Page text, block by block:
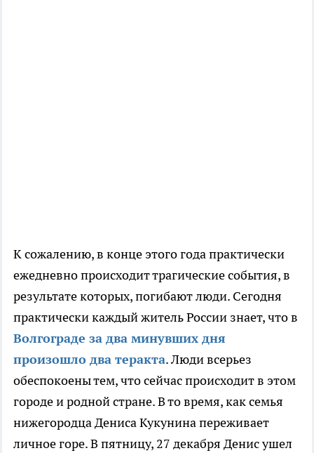
К сожалению, в конце этого года практически
ежедневно происходит трагические события, в
результате которых, погибают люди. Сегодня
практически каждый житель России знает, что в
Волгограде за два минувших дня
произошло два теракта. Люди всерьез
обеспокоены тем, что сейчас происходит в этом
городе и родной стране. В то время, как семья
нижегородца Дениса Кукунина переживает
личное горе. В пятницу, 27 декабря Денис ушел